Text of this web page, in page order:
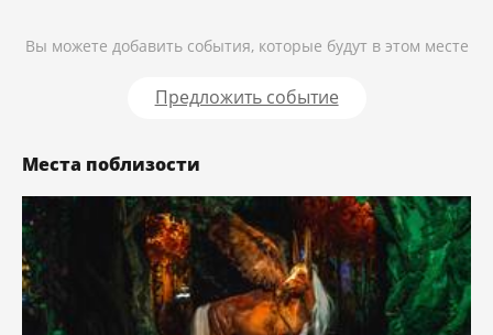
Вы можете добавить события, которые будут в этом месте
Предложить событие
Места поблизости